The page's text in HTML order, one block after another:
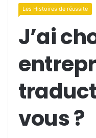
Les Histoires de réussite
J’ai
vous ?